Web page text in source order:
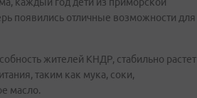
появились отличные возможности для
жителей КНДР, стабильно растет
таким как мука, соки,
масло.